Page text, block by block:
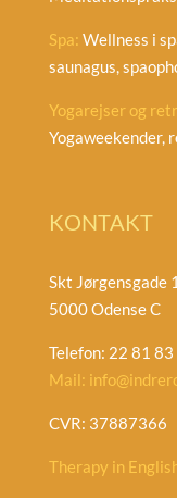
Spa: Wellness i
saunagus,
Yogarejser og
Yogaweekender,
KONTAKT
Skt Jørgensgade
5000 Odense C
Telefon: 22 81 83
Mail:
CVR: 37887366
Therapy in